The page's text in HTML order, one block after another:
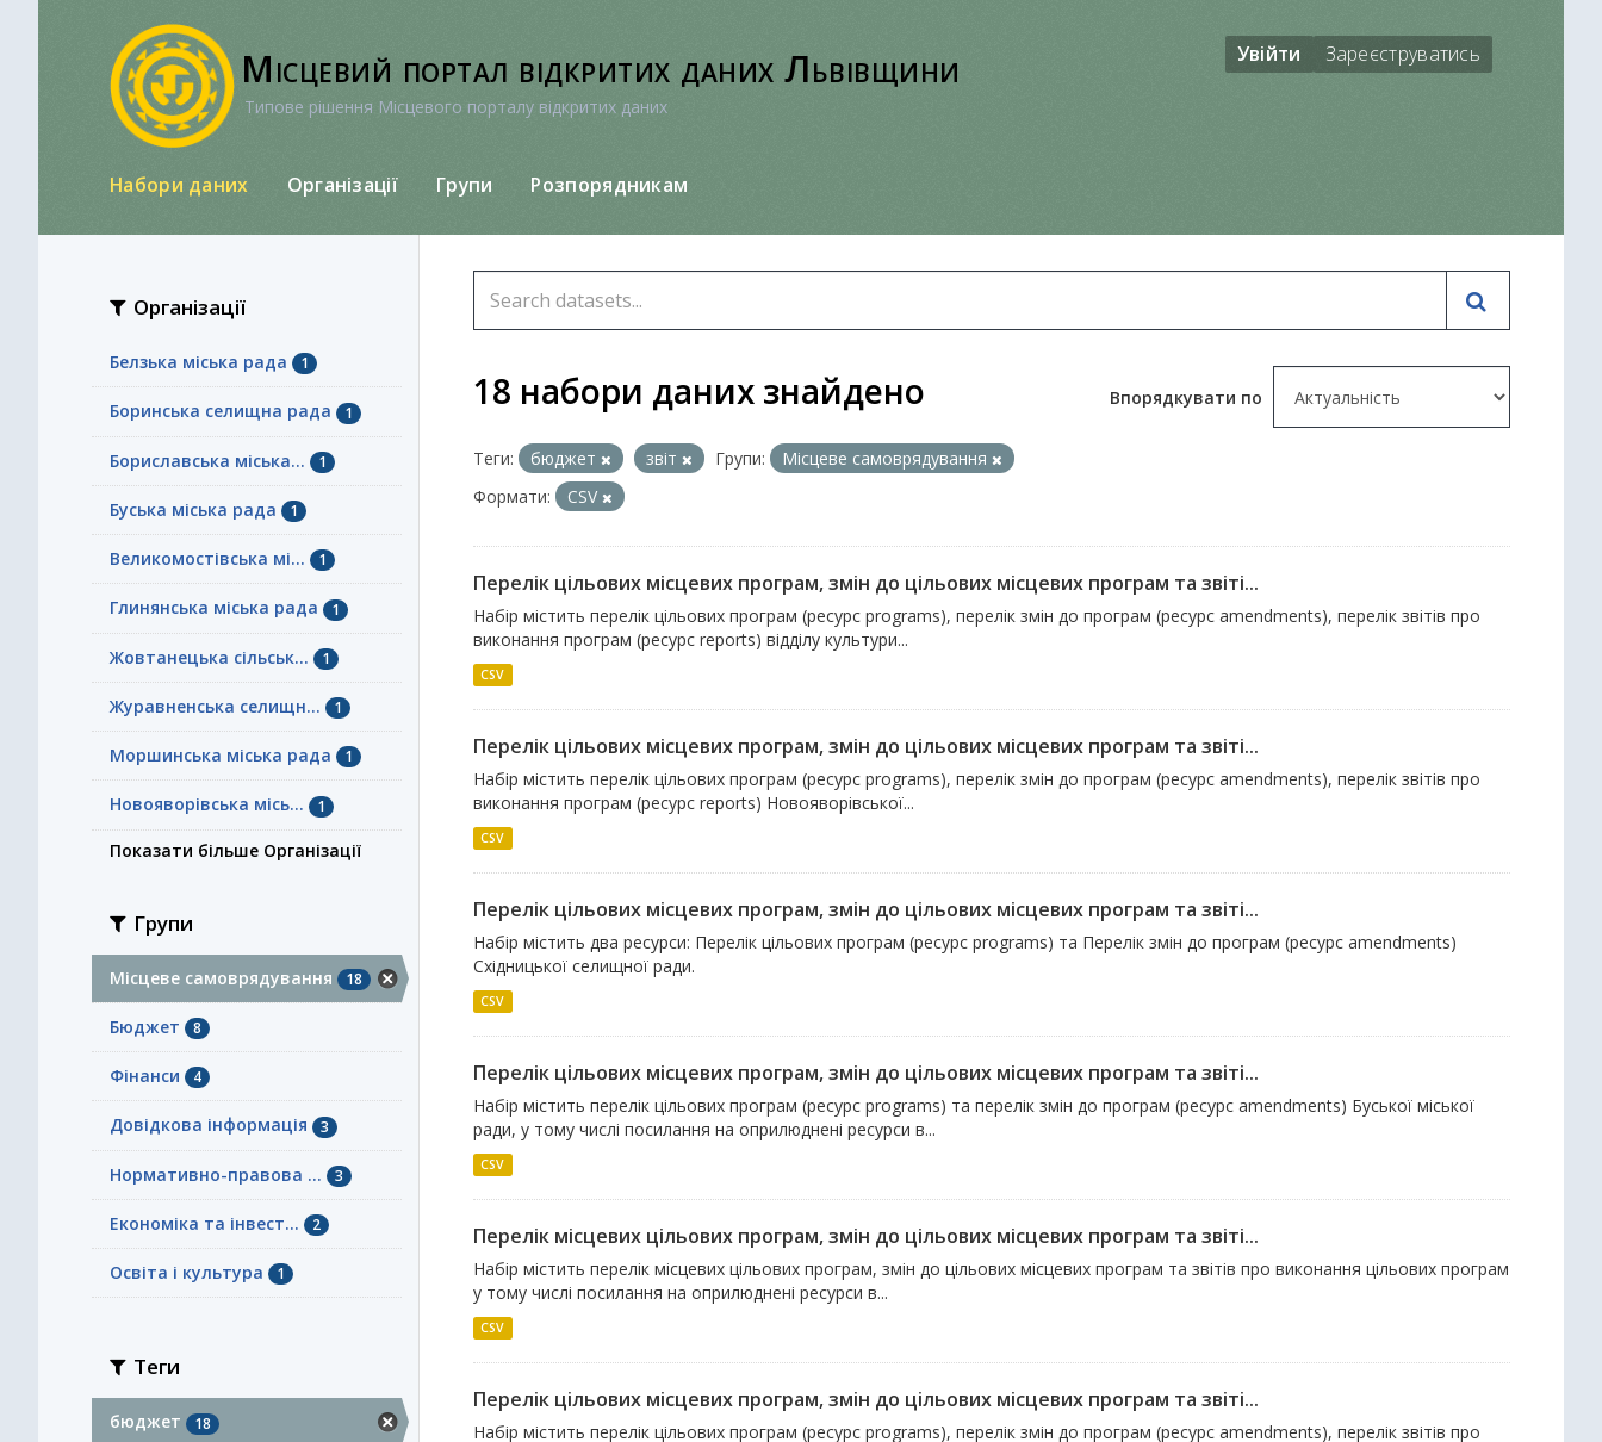
Місцевий портал відкритих даних Львівщини
Типове рішення Місцевого порталу відкритих даних
Увійти Зареєструватись
Набори даних Організації Групи Розпорядникам
Організації
Белзька міська рада 1
Боринська селищна рада 1
Бориславська міська... 1
Буська міська рада 1
Великомостівська мі... 1
Глинянська міська рада 1
Жовтанецька сільськ... 1
Журавненська селищн... 1
Моршинська міська рада 1
Новояворівська місь... 1
Показати більше Організації
Групи
Місцеве самоврядування 18
Бюджет 8
Фінанси 4
Довідкова інформація 3
Нормативно-правова ... 3
Економіка та інвест... 2
Освіта і культура 1
Теги
бюджет 18
Впорядкувати по
18 набори даних знайдено
Теги: бюджет звіт Групи:
Місцеве самоврядування
Формати:
CSV
Перелік цільових місцевих програм, змін до цільових місцевих програм та звіті...
Набір містить перелік цільових програм (ресурс programs), перелік змін до програм (ресурс amendments), перелік звітів про
виконання програм (ресурс reports) відділу культури...
CSV
Перелік цільових місцевих програм, змін до цільових місцевих програм та звіті...
Набір містить перелік цільових програм (ресурс programs), перелік змін до програм (ресурс amendments), перелік звітів про
виконання програм (ресурс reports) Новояворівської...
CSV
Перелік цільових місцевих програм, змін до цільових місцевих програм та звіті...
Набір містить два ресурси: Перелік цільових програм (ресурс programs) та Перелік змін до програм (ресурс amendments)
Східницької селищної ради.
CSV
Перелік цільових місцевих програм, змін до цільових місцевих програм та звіті...
Набір містить перелік цільових програм (ресурс programs) та перелік змін до програм (ресурс amendments) Буської міської
ради, у тому числі посилання на оприлюднені ресурси в...
CSV
Перелік місцевих цільових програм, змін до цільових місцевих програм та звіті...
Набір містить перелік місцевих цільових програм, змін до цільових місцевих програм та звітів про виконання цільових програм
у тому числі посилання на оприлюднені ресурси в...
CSV
Перелік цільових місцевих програм, змін до цільових місцевих програм та звіті...
Набір містить перелік цільових програм (ресурс programs), перелік змін до програм (ресурс amendments), перелік звітів про